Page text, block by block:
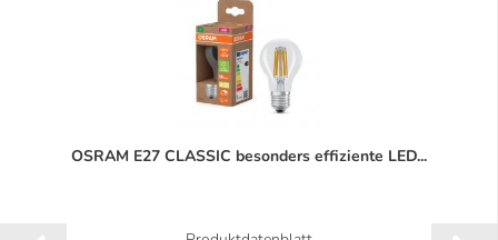
OSRAM E27 CLASSIC besonders effiziente LED...